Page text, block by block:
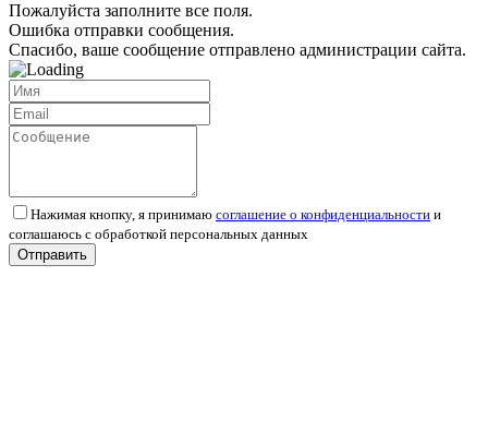
Пожалуйста заполните все поля.
Ошибка отправки сообщения.
Спасибо, ваше сообщение отправлено администрации сайта.
Нажимая кнопку, я принимаю соглашение о конфиденциальности и
соглашаюсь с обработкой персональных данных
Отправить